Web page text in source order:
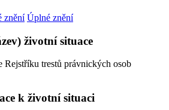
znění Úplné znění
životní situace
Rejstříku trestů právnických osob
k životní situaci